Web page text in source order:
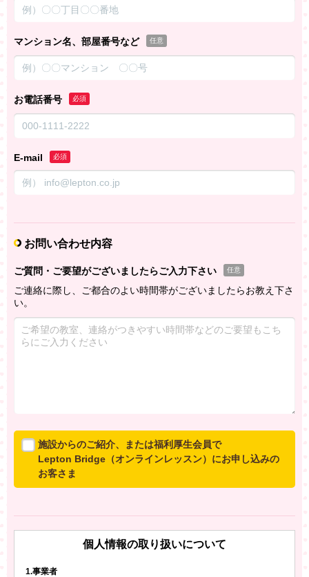
マンション名、部屋番号など 任意
お電話番号 必須
E-mail 必須
お問い合わせ内容
ご質問・ご要望がございましたらご入力下さい 任意
ご連絡に際し、ご都合のよい時間帯がございましたらお教え下さ
い。
施設からのご紹介、または福利厚生会員で
Lepton Bridge（オンラインレッスン）にお申し込みの
お客さま
いいたします。
※ご兄弟姉妹など複数でお申し込みの場合、お一人ず
個人情報の取り扱いについて
1.事業者